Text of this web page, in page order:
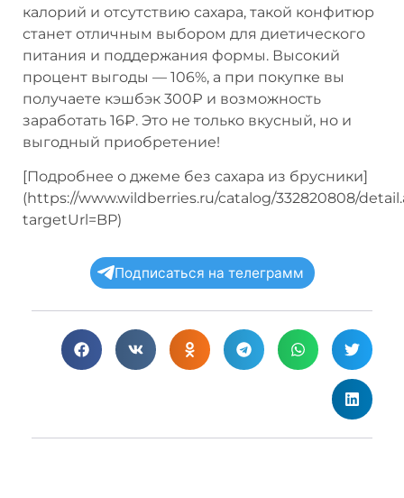
калорий и отсутствию сахара, такой конфитюр
станет отличным выбором для диетического
питания и поддержания формы. Высокий
процент выгоды — 106%, а при покупке вы
получаете кэшбэк 300₽ и возможность
заработать 16₽. Это не только вкусный, но и
выгодный приобретение!
[Подробнее о джеме без сахара из брусники]
(https://www.wildberries.ru/catalog/332820808/
targetUrl=BP)
Подписаться на телеграмм